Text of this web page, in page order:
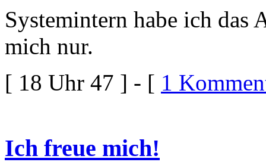
Systemintern habe ich das
mich nur.
[ 18 Uhr 47 ] - [ 1
Ich freue mich!